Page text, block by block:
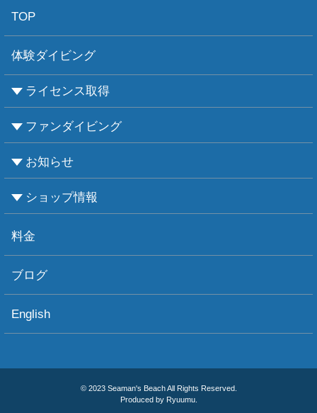
TOP
体験ダイビング
ライセンス取得
CMASについて
PADIについて
Ｃカードライセンス取得
レベルアップCMAS
レベルアップPADI
インストラクターコース
エンリッチド・エア・ナイトロックス講習
ファンダイビング
ビーチダイビング
ボートダイビング
セルフダイビング
レンタル器材
お知らせ
お知らせ
お天気情報
フォトグラフィ
ツアー情報
ショップ情報
ショップ情報
アクセス
ダイビングポイント
ショップボート「かもめ」
スタッフ紹介
宿泊施設
リンク集
お問い合わせ
料金
ブログ
English
© 2023 Seaman's Beach All Rights Reserved.
Produced by Ryuumu.